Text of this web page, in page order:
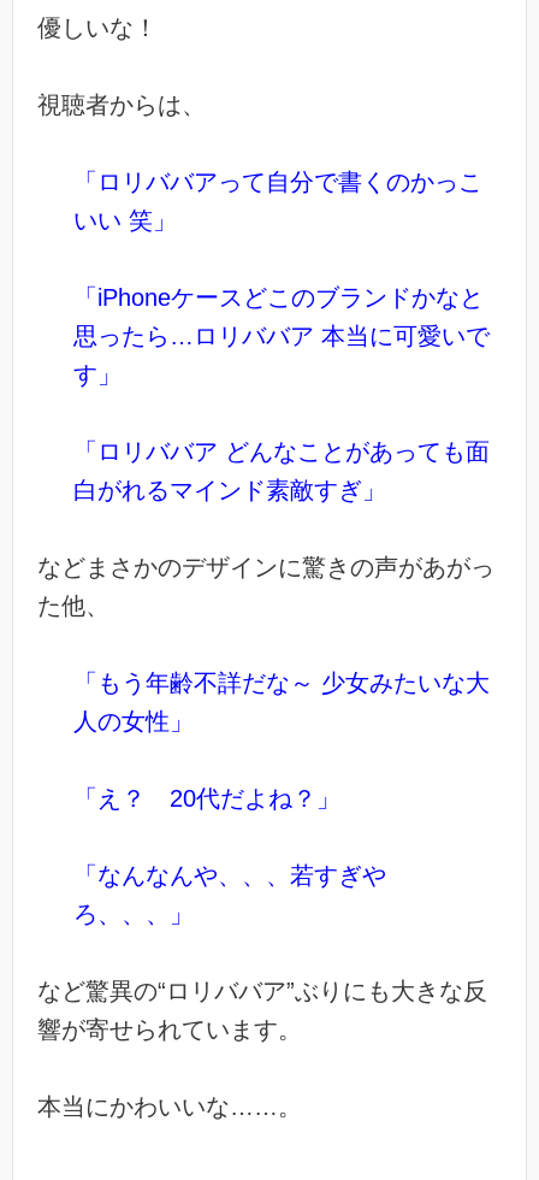
優しいな！
視聴者からは、
「ロリババアって自分で書くのかっこ
いい 笑」
「iPhoneケースどこのブランドかなと
思ったら…ロリババア 本当に可愛いで
す」
「ロリババア どんなことがあっても面
白がれるマインド素敵すぎ」
などまさかのデザインに驚きの声があがっ
た他、
「もう年齢不詳だな～ 少女みたいな大
人の女性」
「え？ 20代だよね？」
「なんなんや、、、若すぎや
ろ、、、」
など驚異の“ロリババア”ぶりにも大きな反
響が寄せられています。
本当にかわいいな……。